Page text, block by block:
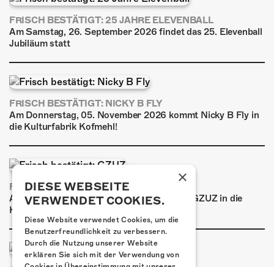
FRISCH BESTÄTIGT: 25 JAHRE ELEVENBALL
Am Samstag, 26. September 2026 findet das 25. Elevenball
Jubiläum statt
FRISCH BESTÄTIGT: NICKY B FLY
Am Donnerstag, 05. November 2026 kommt Nicky B Fly in
die Kulturfabrik Kofmehl!
FRISCH BESTÄTIGT: GZUZ
Am Donnerstag, 29. Oktober 2026 kommt GZUZ in die
Kulturfabrik Kofmehl!
×
DIESE WEBSEITE
VERWENDET COOKIES.
Diese Website verwendet Cookies, um die
Benutzerfreundlichkeit zu verbessern.
Durch die Nutzung unserer Website
erklären Sie sich mit der Verwendung von